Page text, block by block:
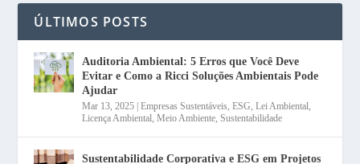
ÚLTIMOS POSTS
Auditoria Ambiental: 5 Erros que Você Deve
Evitar e Como a Ricci Soluções Ambientais Pode
Ajudar
Mar 13, 2025 |Empresas Sustentáveis,ESG,Lei Ambiental,
Licença Ambiental,Meio Ambiente,Sustentabilidade
Sustentabilidade Corporativa e ESG em Projetos